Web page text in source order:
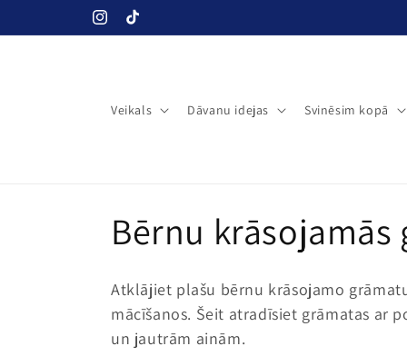
Instagram
TikTok
Veikals Dāvanu idejas Svinēsim kopā
K
o
l
Bērnu
Atklājiet plašu bērnu krāsojamo
mācīšanos. Šeit atradīsiet grāmatas ar
un jautrām ainām.